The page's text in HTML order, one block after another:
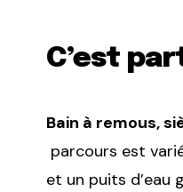
C’est
Bain à remous,
parcours est
et un puits d’eau